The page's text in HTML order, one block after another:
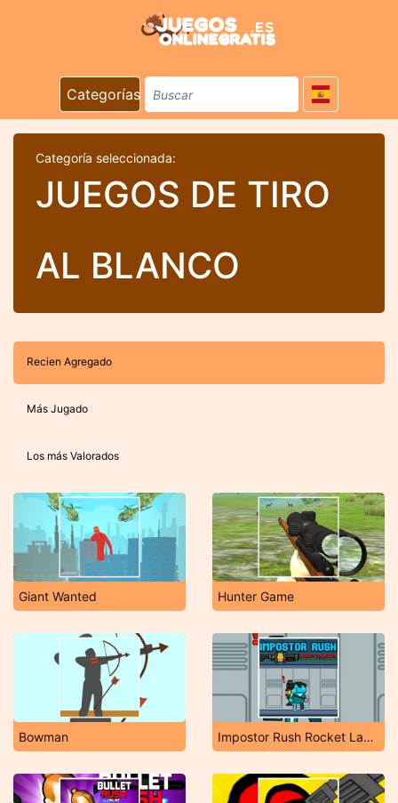
Categorías
Categoría seleccionada:
JUEGOS DE TIRO
AL BLANCO
Recien Agregado
Más Jugado
Los más Valorados
Giant Wanted Hunter Game
Bowman Impostor Rush Rocket Launcher